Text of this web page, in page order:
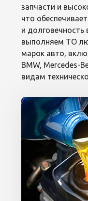
запчасти и
что
и
выполняем ТО
марок авто,
BMW, Mercedes-
видам